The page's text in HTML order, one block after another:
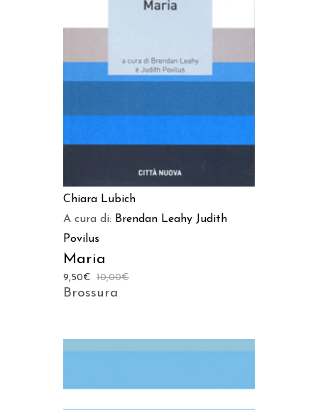
Chiara Lubich
A cura di: Brendan Leahy Judith
Povilus
Maria
10,00€
9,50€
Brossura